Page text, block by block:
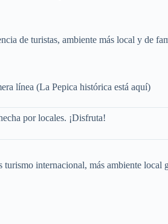
de turistas, ambiente más local y de
línea (La Pepica histórica está aquí)
por locales. ¡Disfruta!
internacional, más ambiente